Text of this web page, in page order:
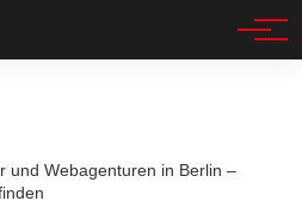
und Webagenturen in Berlin –